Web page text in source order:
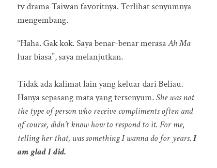
tv drama Taiwan favoritnya. Terlihat senyumnya
mengembang.
“Haha. Gak kok. Saya benar-benar merasaAh Ma
luar biasa”, saya melanjutkan.
Tidak ada kalimat lain yang keluar dari Beliau.
Hanya sepasang mata yang tersenyum.She was not
the type of person who receive compliments often and
of course, didn’t know how to respond to it. For me,
telling her that, was something I wanna do for years.I
am glad I did.